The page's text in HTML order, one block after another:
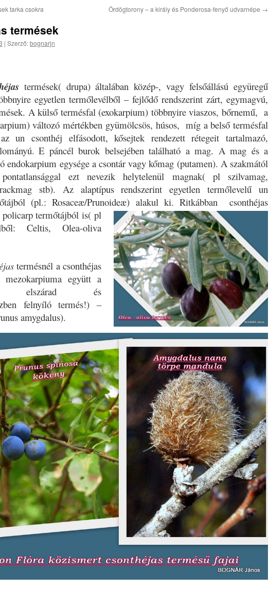
tarka csokra Ördögtorony – a király és Ponderosa-fenyő udvarnépe →
termések
| Szerző:bognarjn
termések( drupa) általában közép-, vagy felsőállású együregű
egyetlen termőlevélből – fejlődő rendszerint zárt, egymagvú,
A külső termésfal (exokarpium) többnyire viaszos, bőrnemű, a
változó mértékben gyümölcsös, húsos, míg a belső termésfal
un csonthéj elfásodott, kősejtek rendezett rétegeit tartalmazó,
E páncél burok belsejében található a mag. A mag és a
endokarpium egysége a csontár vagy kőmag (putamen). A szakmától
ezt nevezik helytelenül magnak( pl szilvamag,
stb). Az alaptípus rendszerint egyetlen termőlevelű un
(pl.: Rosaceæ/Prunoideæ) alakul ki. Ritkábban
csonthéjas
policarp termőtájból is( pl
Celtis, Olea-oliva
termésnél a csonthéjas
együtt a
elszárad és
felnyíló termés!) –
amygdalus).